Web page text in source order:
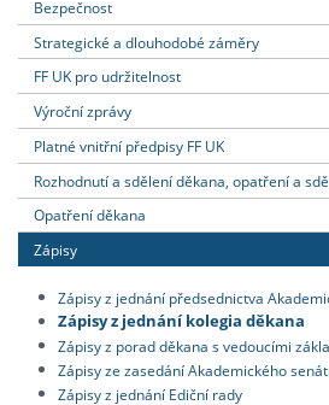
Bezpečnost
Strategické a dlouhodobé záměry
FF UK pro udržitelnost
Výroční zprávy
Platné vnitřní předpisy FF UK
Rozhodnutí a sdělení děkana, opatření a
Opatření děkana
Zápisy
Zápisy z jednání předsednictva
Zápisy z jednání kolegia děkana
Zápisy z porad děkana s vedoucími
Zápisy ze zasedání Akademického
Zápisy z jednání Ediční rady